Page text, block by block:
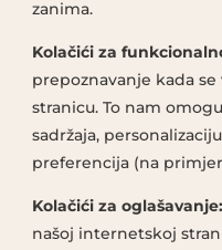
zanima.
Kolačići za
prepoznavanje kada
stranicu. To nam
sadržaja,
preferencija (na
Kolačići za oglašavanje:
našoj internetskoj